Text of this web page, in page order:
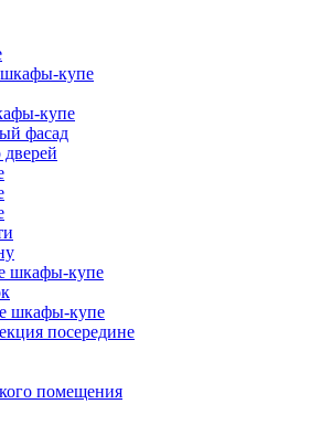
купе
купе
фасад
дверей
шкафы-купе
шкафы-купе
посередине
помещения